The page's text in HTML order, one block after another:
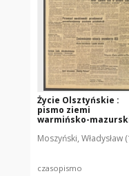
Życie Olsztyńskie :
pismo ziemi
warmińsko-
Moszyński, Władysław
czasopismo